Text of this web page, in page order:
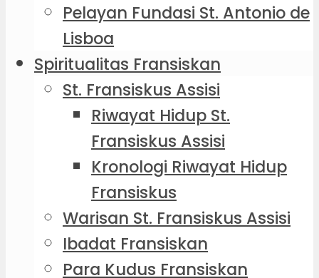
Pelayan Fundasi St. Antonio de
Lisboa
Spiritualitas Fransiskan
St. Fransiskus Assisi
Riwayat Hidup St.
Fransiskus Assisi
Kronologi Riwayat Hidup
Fransiskus
Warisan St. Fransiskus Assisi
Ibadat Fransiskan
Para Kudus Fransiskan